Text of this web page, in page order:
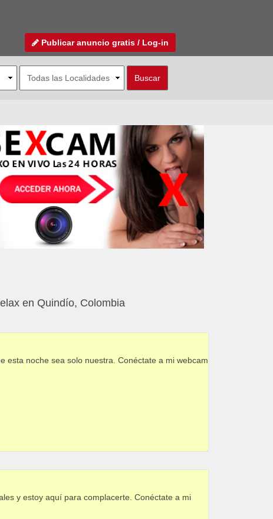
Publicar anuncio gratis / Log-in
en Quindío, Colombia
esta noche sea solo nuestra. Conéctate a mi webcam
y estoy aquí para complacerte. Conéctate a mi